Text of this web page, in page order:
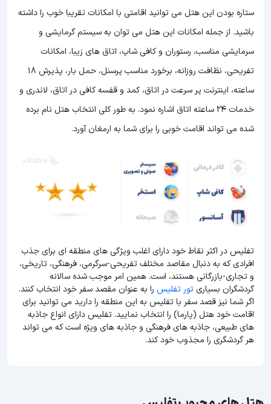
ستاره بودن این هتل می توانید اقامتی با امکانات تقریبا خوب را داشته
باشید. از جمله امکانات این هتل می توان به سیستم گرمایشی و
سرمایشی مناسب، رستوران و کافی شاپ، اتاق های زیبا، امکانات
تفریحی، نظافت روزانه، برخورد مناسب پرسنل، حمل بار، پذیرش 18
ساعته، اینترنت پر سرعت در اتاق، کمد و قفسه کافی در اتاق، لاندری و
خدمات 24 ساعته اتاق اشاره نمود. به طور کلی انتخاب هتل نام برده
شده می تواند اقامت خوبی را برای شما به ارمغان آورد.
تفلیس در اکثر نقاط خود دارای اغلب ویژگی های منطقه ای برای جذب
افرادی که به دنبال مقاصد مختلف تفریحی-سرگرمی، فرهنگی، تاریخی،
و تجاری-بازرگانی هستند، است. همین امر موجب شده سالانه
گردشگران بسیاریتور تفلیس را به عنوان مقصد سفر خود انتخاب کنند.
اگر شما نیز قصد سفر با تفلیس به این منطقه را دارید می توانید برای
اقامت خود هتل (پارما) را انتخاب نمایید. تفلیس دارای انواع جاذبه
های طبیعی، جاذبه های فرهنگی و جاذبه های ویژه است که می تواند
هر گردشگری را مجذوب خود کند.